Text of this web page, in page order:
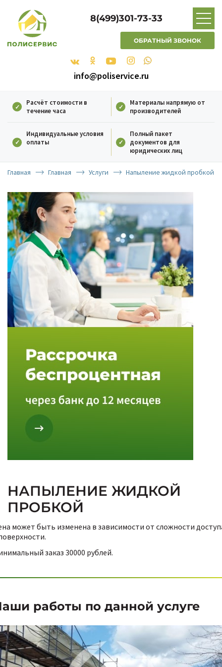
8(499)301-73-33
ОБРАТНЫЙ ЗВОНОК
info@poliservice.ru
Расчёт стоимости в
течение часа
Материалы напрямую от
производителей
Индивидуальные условия
оплаты
Полный пакет
документов для
юридических лиц
Главная Главная Услуги Напыление жидкой пробкой
НАПЫЛЕНИЕ ЖИДКОЙ
ПРОБКОЙ
может быть изменена в зависимости от сложности
заказ 30000 рублей.
работы по данной услуге